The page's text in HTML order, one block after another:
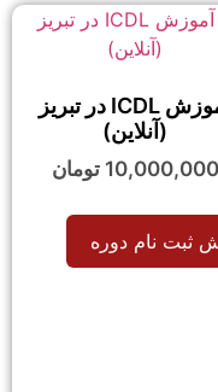
آموزش ICDL در تبریز
(آنلاین)
10,000,000 تومان
ثبت نام دوره